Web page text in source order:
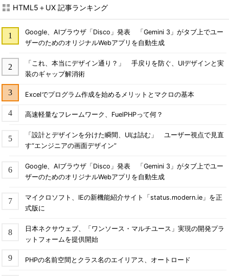
HTML5＋UX 記事ランキング
Google、AIブラウザ「Disco」発表 「Gemini 3」がタブ上でユー
ザーのためのオリジナルWebアプリを自動生成
「これ、本当にデザイン通り？」 手戻りを防ぐ、UIデザインと実
装のギャップ解消術
Excelでプログラム作成を始めるメリットとマクロの基本
高速軽量なフレームワーク、FuelPHPって何？
「設計とデザインを分けた瞬間、UIは詰む」 ユーザー視点で見直
す“エンジニアの画面デザイン”
Google、AIブラウザ「Disco」発表 「Gemini 3」がタブ上でユー
ザーのためのオリジナルWebアプリを自動生成
マイクロソフト、IEの新機能紹介サイト「status.modern.ie」を正
式版に
日本ネクサウェブ、「ワンソース・マルチユース」実現の開発プラ
ットフォームを提供開始
PHPの名前空間とクラス名のエイリアス、オートロード